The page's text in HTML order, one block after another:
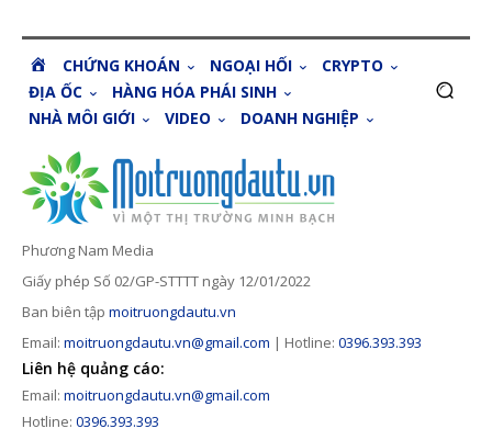
O
M
CHỨNG KHOÁN NGOẠI HỐI
CRYPTO
ĐỊA ỐC
HÀNG HÓA PHÁI SINH
NHÀ MÔI GIỚI
VIDEO DOANH NGHIỆP
Phương Nam Media
Giấy phép Số 02/GP-STTTT ngày 12/01/2022
Ban biên tập moitruongdautu.vn
Email: moitruongdautu.vn@gmail.com | Hotline: 0396.393.393
Liên hệ quảng cáo:
Email: moitruongdautu.vn@gmail.com
Hotline: 0396.393.393